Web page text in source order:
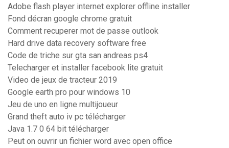
Adobe flash player internet explorer offline installer
Fond décran google chrome gratuit
Comment recuperer mot de passe outlook
Hard drive data recovery software free
Code de triche sur gta san andreas ps4
Telecharger et installer facebook lite gratuit
Video de jeux de tracteur 2019
Google earth pro pour windows 10
Jeu de uno en ligne multijoueur
Grand theft auto iv pc télécharger
Java 1.7 0 64 bit télécharger
Peut on ouvrir un fichier word avec open office